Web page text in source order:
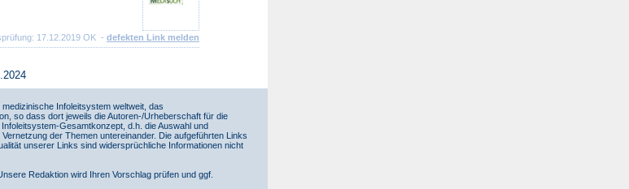
17.12.2019 OK - defekten Link melden
Infoleitsystem weltweit, das
so dass dort jeweils die Autoren-/Urheberschaft für die
Gesamtkonzept, d.h. die Auswahl und
der Themen untereinander. Die aufgeführten Links
unserer Links sind widersprüchliche Informationen nicht
Redaktion wird Ihren Vorschlag prüfen und ggf.